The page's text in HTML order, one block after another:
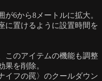
が6から8メートルに拡大。
に置けるように設置時間を
このアイテムの機能も調整
果を削除。
イフの罠〉のクールダウン